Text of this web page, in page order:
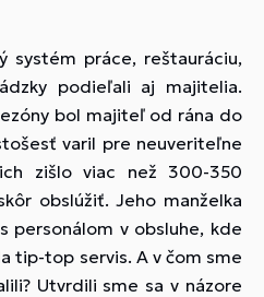
systém práce, reštauráciu,
podieľali aj majitelia.
bol majiteľ od rána do
varil pre neuveriteľne
zišlo viac než 300-350
obslúžiť. Jeho manželka
personálom v obsluhe, kde
tip-top servis. A v čom sme
Utvrdili sme sa v názore